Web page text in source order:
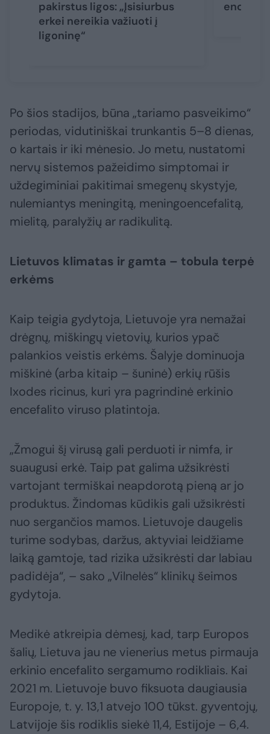
pakirstus ligos: „Įsisiurbus
erkei nereikia važiuoti į
ligoninę“
Po šios stadijos, būna „tariamo pasveikimo“
periodas, vidutiniškai trunkantis 5–8 dienas,
o kartais ir iki mėnesio. Jo metu, nustatomi
nervų sistemos pažeidimo simptomai ir
uždegiminiai pakitimai smegenų skystyje,
nulemiantys meningitą, meningoencefalitą,
mielitą, paralyžių ar radikulitą.
Lietuvos klimatas ir gamta – tobula terpė
erkėms
Kaip teigia gydytoja, Lietuvoje yra nemažai
drėgnų, miškingų vietovių, kurios ypač
palankios veistis erkėms. Šalyje dominuoja
miškinė (arba kitaip – šuninė) erkių rūšis
Ixodes ricinus, kuri yra pagrindinė erkinio
encefalito viruso platintoja.
„Žmogui šį virusą gali perduoti ir nimfa, ir
suaugusi erkė. Taip pat galima užsikrėsti
vartojant termiškai neapdorotą pieną ar jo
produktus. Žindomas kūdikis gali užsikrėsti
nuo sergančios mamos. Lietuvoje daugelis
turime sodybas, daržus, aktyviai leidžiame
laiką gamtoje, tad rizika užsikrėsti dar labiau
padidėja“, – sako „Vilnelės“ klinikų šeimos
gydytoja.
Medikė atkreipia dėmesį, kad, tarp Europos
šalių, Lietuva jau ne vienerius metus pirmauja
erkinio encefalito sergamumo rodikliais. Kai
2021 m. Lietuvoje buvo fiksuota daugiausia
Europoje, t. y. 13,1 atvejo 100 tūkst. gyventojų,
Latvijoje šis rodiklis siekė 11,4, Estijoje – 6,4.